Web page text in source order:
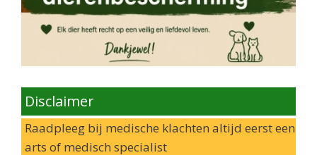
Disclaimer
Raadpleeg bij medische klachten altijd eerst een
arts of medisch specialist